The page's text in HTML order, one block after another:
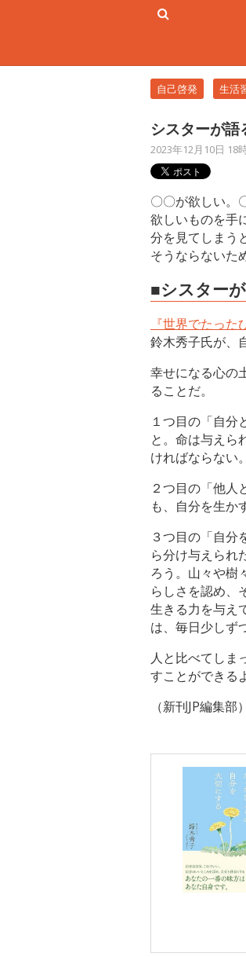
自己啓発 生活
シスターが
2023年12月10日 18
〇〇が欲しい。
欲しいものを手
分を見てしまう
そうならないた
■シスター
『世界でたった
鈴木秀子氏が、
幸せになる心の
ることだ。
１つ目の「自分
と。命は与えら
ければならない
２つ目の「他人
も、自分を生か
３つ目の「自分
ら分け与えられ
ろう。山々や樹
らしさを認め、
生きる力を与え
は、毎日少しず
人と比べてしま
すことができる
（新刊JP編集部）